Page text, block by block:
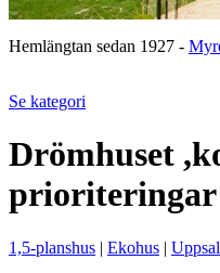
Hemlängtan sedan 1927 -
Se kategori
Drömhuset
prioriteringar
1,5-planshus | Ekohus |